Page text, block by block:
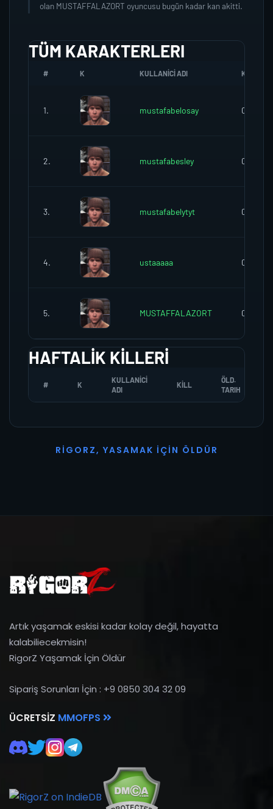
olan MUSTAFFALAZORT oyuncusu bugün kadar kan akitti.
TÜM KARAKTERLERI
# K KULLANICI ADI K.SEREFI
1. mustafabelosay 0
2. mustafabesley 0
3. mustafabelytyt 0
4. ustaaaaa 0
5. MUSTAFFALAZORT 0
HAFTALIK KILLERI
# K
KULLANICI
ADI
KILL
ÖLD.
TARIH
R I G O R Z, YASAMAK İ ÇI N Ö L D Ü R
Artık yaşamak eskisi kadar kolay değil, hayatta
kalabiliecekmisin!
RigorZ Yaşamak İçin Öldür
Sipariş Sorunları İçin : +9 0850 304 32 09
ÜCRETSIZ MMOFPS